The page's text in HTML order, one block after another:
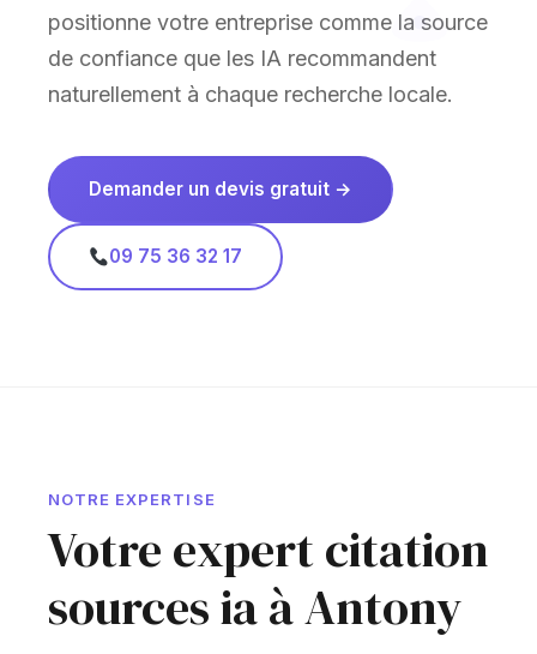
positionne votre entreprise comme la source
de confiance que les IA recommandent
naturellement à chaque recherche locale.
Demander un devis gratuit →
09 75 36 32 17
NOTRE EXPERTISE
Votre expert citation
sources ia à Antony